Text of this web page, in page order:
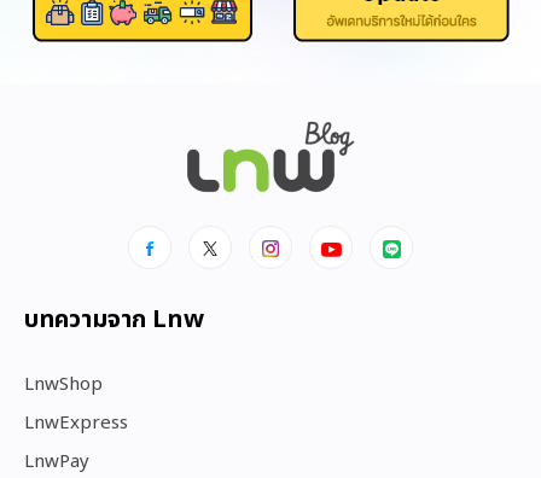
บทความจาก Lnw
LnwShop
LnwExpress
LnwPay